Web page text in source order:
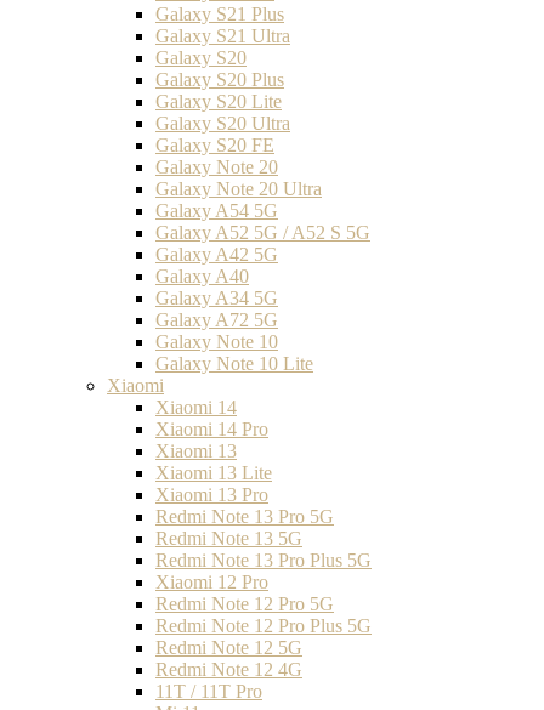
Galaxy S21 Plus
Galaxy S21 Ultra
Galaxy S20
Galaxy S20 Plus
Galaxy S20 Lite
Galaxy S20 Ultra
Galaxy S20 FE
Galaxy Note 20
Galaxy Note 20 Ultra
Galaxy A54 5G
Galaxy A52 5G / A52 S 5G
Galaxy A42 5G
Galaxy A40
Galaxy A34 5G
Galaxy A72 5G
Galaxy Note 10
Galaxy Note 10 Lite
Xiaomi
Xiaomi 14
Xiaomi 14 Pro
Xiaomi 13
Xiaomi 13 Lite
Xiaomi 13 Pro
Redmi Note 13 Pro 5G
Redmi Note 13 5G
Redmi Note 13 Pro Plus 5G
Xiaomi 12 Pro
Redmi Note 12 Pro 5G
Redmi Note 12 Pro Plus 5G
Redmi Note 12 5G
Redmi Note 12 4G
11T / 11T Pro